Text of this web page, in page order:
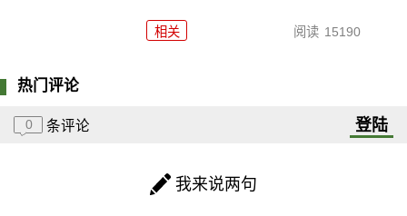
相关 阅读 15190
热门评论
0 条评论 登陆
我来说两句